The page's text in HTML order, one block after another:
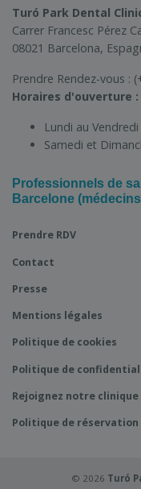
Turó Park Dental
Carrer Francesc Pérez
08021 Barcelona,
Prendre Rendez-vous :
Horaires d'ouverture :
Lundi au Vendredi
Samedi et
Professionnels de
Barcelone
Prendre RDV
Contact
Presse
Mentions légales
Politique de cookies
Politique de
Rejoignez notre clinique
Politique de réservation
© 2026 Turó